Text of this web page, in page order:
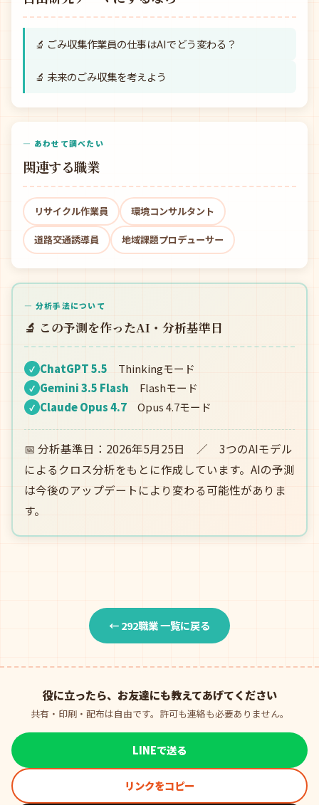
🔬 ごみ収集作業員の仕事はAIでどう変わる？
🔬 未来のごみ収集を考えよう
— あわせて調べたい
関連する職業
リサイクル作業員 環境コンサルタント
道路交通誘導員 地域課題プロデューサー
— 分析手法について
🔬 この予測を作ったAI・分析基準日
✓ ChatGPT 5.5 Thinkingモード
✓ Gemini 3.5 Flash Flashモード
✓ Claude Opus 4.7 Opus 4.7モード
📅 分析基準日：2026年5月25日 ／ 3つのAIモデル
によるクロス分析をもとに作成しています。AIの予測
は今後のアップデートにより変わる可能性がありま
す。
← 292職業 一覧に戻る
役に立ったら、お友達にも教えてあげてください
共有・印刷・配布は自由です。許可も連絡も必要ありません。
LINEで送る
リンクをコピー